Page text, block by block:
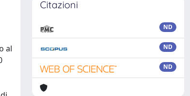
al
Citazioni
ND
ND
ND